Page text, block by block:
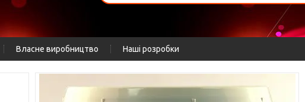
Власне виробництво Наші розробки